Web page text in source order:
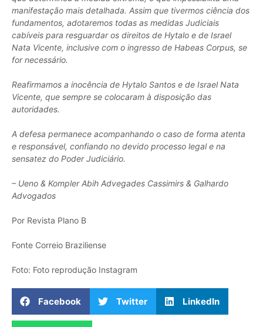
manifestação mais detalhada. Assim que tivermos ciência dos
fundamentos, adotaremos todas as medidas Judiciais
cabíveis para resguardar os direitos de Hytalo e de Israel
Nata Vicente, inclusive com o ingresso de Habeas Corpus, se
for necessário.
Reafirmamos a inocência de Hytalo Santos e de Israel Nata
Vicente, que sempre se colocaram à disposição das
autoridades.
A defesa permanece acompanhando o caso de forma atenta
e responsável, confiando no devido processo legal e na
sensatez do Poder Judiciário.
– Ueno & Kompler Abih Advegades Cassimirs & Galhardo
Advogados
Por Revista Plano B
Fonte Correio Braziliense
Foto: Foto reprodução Instagram
Facebook Twitter LinkedIn